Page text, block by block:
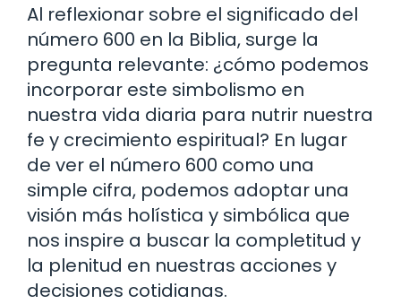
Al reflexionar sobre el significado del
número 600 en la Biblia, surge la
pregunta relevante: ¿cómo podemos
incorporar este simbolismo en
nuestra vida diaria para nutrir nuestra
fe y crecimiento espiritual? En lugar
de ver el número 600 como una
simple cifra, podemos adoptar una
visión más holística y simbólica que
nos inspire a buscar la completitud y
la plenitud en nuestras acciones y
decisiones cotidianas.